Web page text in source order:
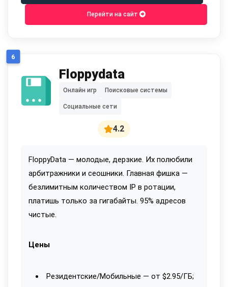
Перейти на сайт
6
Floppydata
4.2
Онлайн игр Поисковые системы
Социальные сети
FloppyData — молодые, дерзкие. Их полюбили
арбитражники и сеошники. Главная фишка —
безлимитным количеством IP в ротации,
платишь только за гигабайты. 95% адресов
чистые.
Цены
Резидентские/Мобильные — от $2.95/ГБ;